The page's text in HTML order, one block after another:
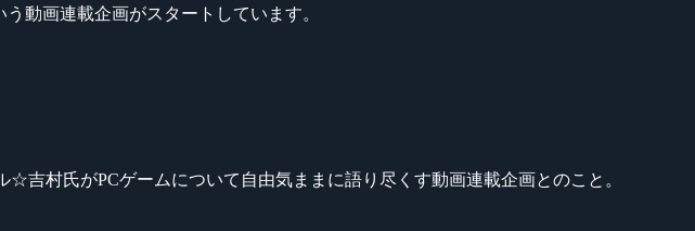
う動画連載企画がスタートしています。
吉村氏がPCゲームについて自由気ままに語り尽くす動画連載企画とのこと。